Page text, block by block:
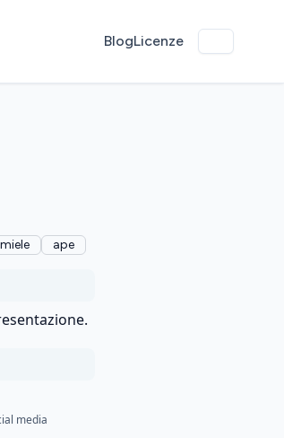
BlogLicenze
miele ape
media